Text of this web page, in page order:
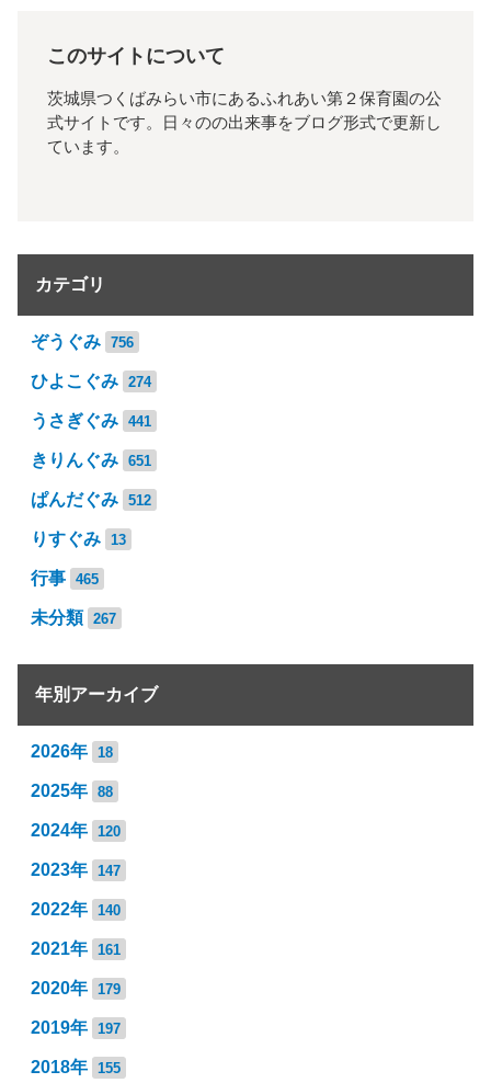
このサイトについて
茨城県つくばみらい市にあるふれあい第２保育園の公
式サイトです。日々のの出来事をブログ形式で更新し
ています。
カテゴリ
ぞうぐみ 756
ひよこぐみ 274
うさぎぐみ 441
きりんぐみ 651
ぱんだぐみ 512
りすぐみ 13
行事 465
未分類 267
年別アーカイブ
2026年 18
2025年 88
2024年 120
2023年 147
2022年 140
2021年 161
2020年 179
2019年 197
2018年 155